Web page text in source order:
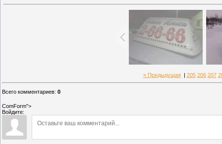
« Предыдущая| 205 206 207
Всего комментариев: 0
ComForm">
Войдите: